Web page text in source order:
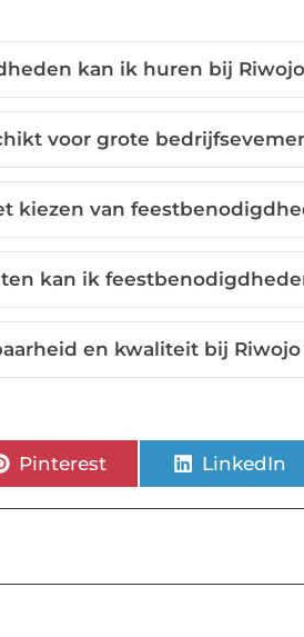
kan ik huren bij
voor grote
kiezen van
kan ik
en kwaliteit bij Riwojo
Pinterest LinkedIn